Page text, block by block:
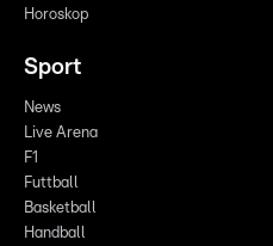
Horoskop
Sport
News
Live Arena
F1
Futtball
Basketball
Handball